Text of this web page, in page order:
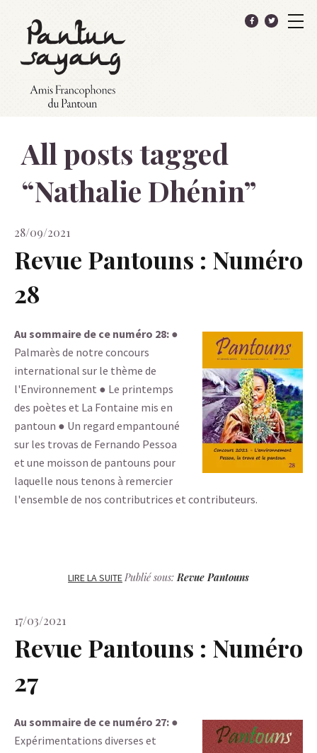
All posts tagged
“Nathalie Dhénin”
28/09/2021
Revue Pantouns : Numéro
28
Au sommaire de ce numéro 28: ●
Palmarès de notre concours
international sur le thème de
l'Environnement ● Le printemps
des poètes et La Fontaine mis en
pantoun ● Un regard empantouné
sur les trovas de Fernando Pessoa
et une moisson de pantouns pour
laquelle nous tenons à remercier
l'ensemble de nos contributrices et contributeurs.
LIRE LA SUITEPublié sous:Revue Pantouns
17/03/2021
Revue Pantouns : Numéro
27
Au sommaire de ce numéro 27: ●
Expérimentations diverses et